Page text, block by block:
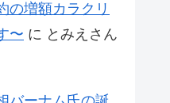
の増額カラクリ
〜 に とみえさん